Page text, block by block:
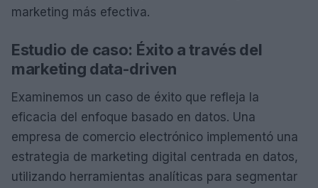
marketing más efectiva.
Estudio de caso: Éxito a través del
marketing data-driven
Examinemos un caso de éxito que refleja la
eficacia del enfoque basado en datos. Una
empresa de comercio electrónico implementó una
estrategia de marketing digital centrada en datos,
utilizando herramientas analíticas para segmentar